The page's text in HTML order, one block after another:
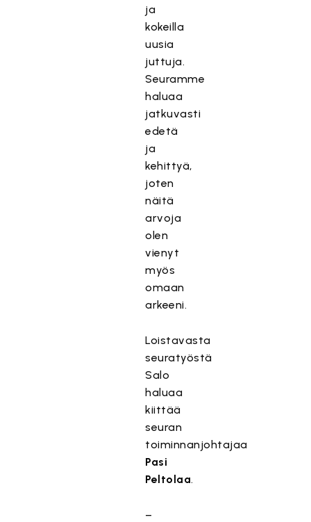
ja
kokeilla
uusia
juttuja.
Seuramme
haluaa
jatkuvasti
edetä
ja
kehittyä,
joten
näitä
arvoja
olen
vienyt
myös
omaan
arkeeni.
Loistavasta
seuratyöstä
Salo
haluaa
kiittää
seuran
toiminnanjohtajaa
Pasi
Peltolaa.
–